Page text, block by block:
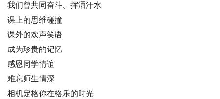
我们曾共同奋斗、挥洒汗水
课上的思维碰撞
课外的欢声笑语
成为珍贵的记忆
感恩同学情谊
难忘师生情深
相机定格你在格乐的时光